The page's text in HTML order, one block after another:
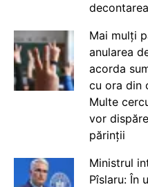
Mai mulți
anularea
acorda
cu ora din
Multe
vor
părinții
Ministrul
Pîslaru: În